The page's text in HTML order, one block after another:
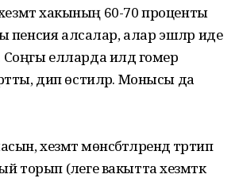
хезмәт хакының 60-70 проценты
пенсия алсалар, алар эшләр иде
Соңгы елларда илдә гомер
дип өстиләр. Монысы да
хезмәт мөнәсәбәтләрендә тәртип
(әлеге вакытта хезмәткә